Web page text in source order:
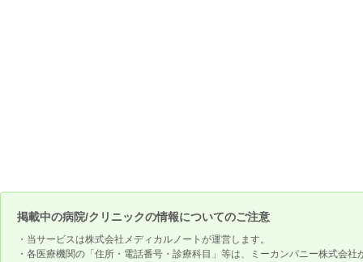
掲載中の病院/クリニックの情報についてのご注意
・当サービスは株式会社メディカルノートが運営します。
・各医療機関の「住所・電話番号・診療科目」等は、ミーカンパニー株式会